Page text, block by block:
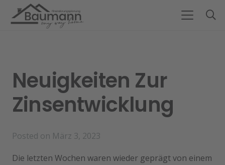
Neuigkeiten Zur
Zinsentwicklung
Posted on März 3, 2023
Die letzten Wochen waren wieder geprägt von einem